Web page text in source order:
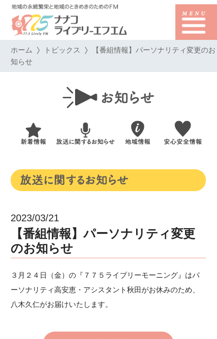
ホーム トピックス 【番組情報】パーソナリティ変更のお
知らせ
2023/03/21
【番組情報】パーソナリティ変更
のお知らせ
３月２４日（金）の『７７５ライブリーモーニング』はパ
ーソナリティ高安恵・アシスタント秋田がお休みのため、
八木久仁がお届けいたします。